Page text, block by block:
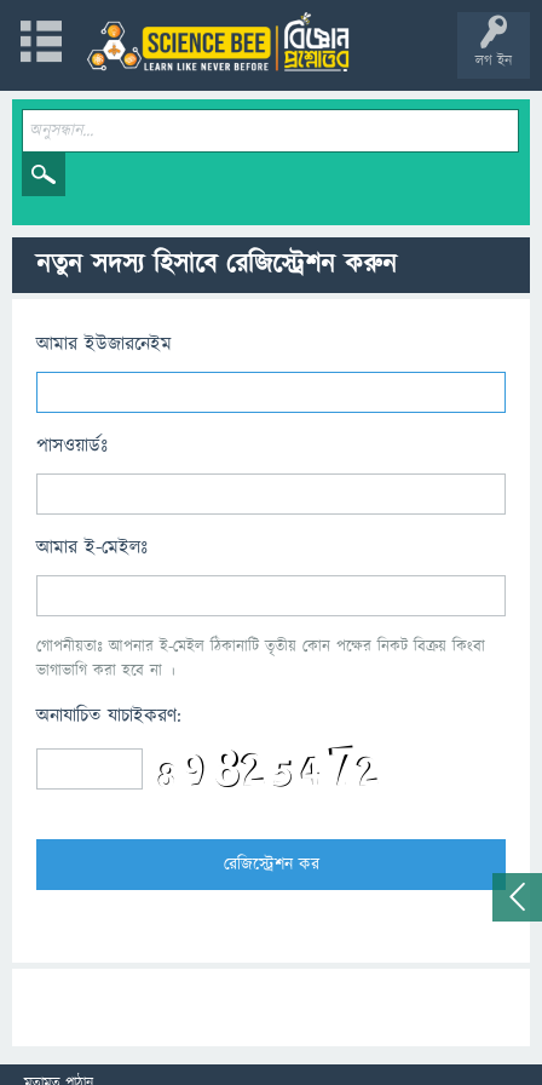
লগ ইন
নতুন সদস্য হিসাবে রেজিস্ট্রেশন করুন
আমার ইউজারনেইম
পাসওয়ার্ডঃ
আমার ই-মেইলঃ
গোপনীয়তাঃ আপনার ই-মেইল ঠিকানাটি তৃতীয় কোন পক্ষের নিকট বিক্রয় কিংবা
ভাগাভাগি করা হবে না ।
অনাযাচিত যাচাইকরণ: